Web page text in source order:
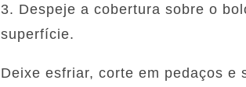
3. Despeje a cobertura sobre o
superfície.
Deixe esfriar, corte em pedaços e